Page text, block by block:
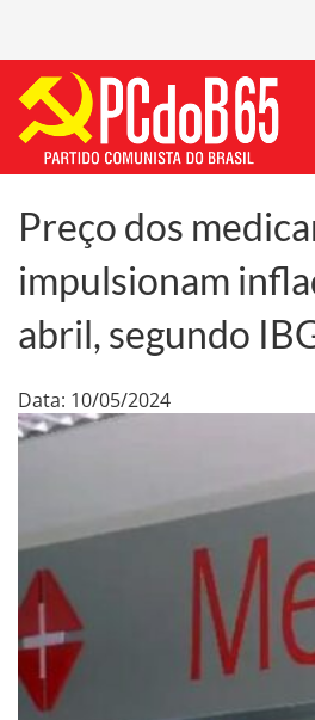
Preço dos
impulsionam
abril, segundo
Data: 10/05/2024